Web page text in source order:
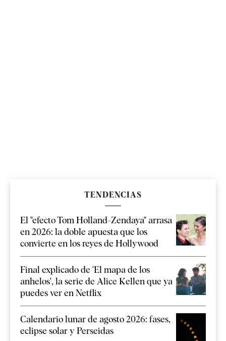
TENDENCIAS
El "efecto Tom Holland-Zendaya" arrasa
en 2026: la doble apuesta que los
convierte en los reyes de Hollywood
Final explicado de 'El mapa de los
anhelos', la serie de Alice Kellen que ya
puedes ver en Netflix
Calendario lunar de agosto 2026: fases,
eclipse solar y Perseidas